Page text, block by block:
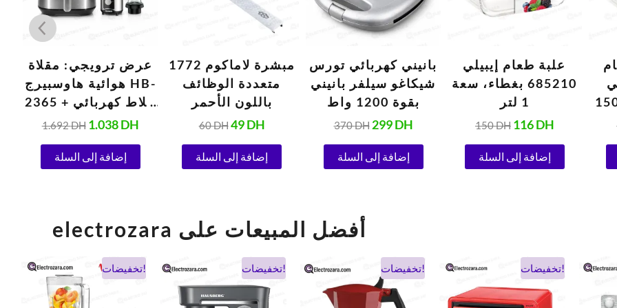
عرض ترويجي: مقلاة
هوائية هاوسبيرج HB-
2365 + خلاط كهربائي
هاوسبيرج HB-7762
1.692DH 1.038DH
إضافة إلى السلة
مبشرة لاماكوم 1772
متعددة الوظائف
باللون الأحمر
60DH49DH
إضافة إلى السلة
بانيني كهربائي تورس
شيكاغو سيلفر بانيني
بقوة 1200 واط
370DH 299DH
إضافة إلى السلة
علبة طعام إيبيلي
685210 بغطاء، سعة
1 لتر
150DH 116DH
إضافة إلى السلة
سعة 1500
electrozara أفضل المبيعات على
تخفيضات!
السعر
الأصلي
هو:
السعر
الحالي
تخفيضات!
السعر
الأصلي
السعر
الحالي
هو:
تخفيضات!
السعر
الأصلي
هو:
السعر
الحالي
هو:
تخفيضات!
السعر
الأصلي
هو:
السعر
الحالي
هو: